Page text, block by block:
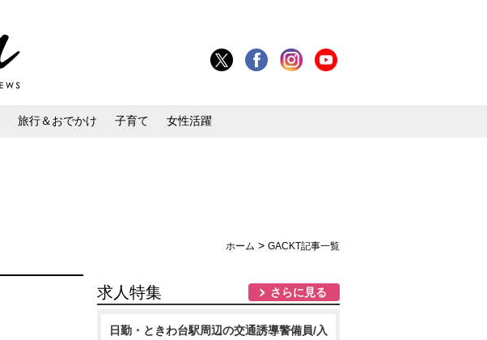
旅行＆おでかけ 子育て 女性活躍
ホーム > GACKT記事一覧
求人特集 さらに見る
日勤・ときわ台駅周辺の交通誘導警備員/入